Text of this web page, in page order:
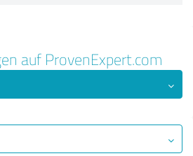
auf ProvenExpert.com